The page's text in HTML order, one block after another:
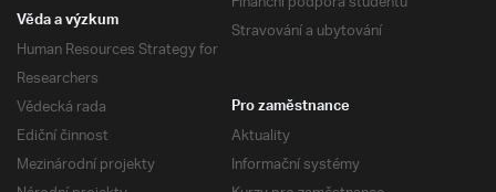
Stravování a ubytování
Věda a výzkum
Human Resources Strategy for
Researchers
Vědecká rada
Ediční činnost
Mezinárodní projekty
Pro zaměstnance
Aktuality
Informační systémy